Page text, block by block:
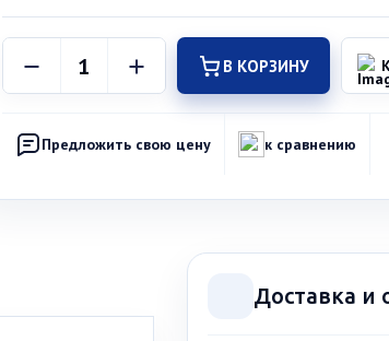
В КОРЗИНУ
Предложить свою цену к сравнению
Доставка и